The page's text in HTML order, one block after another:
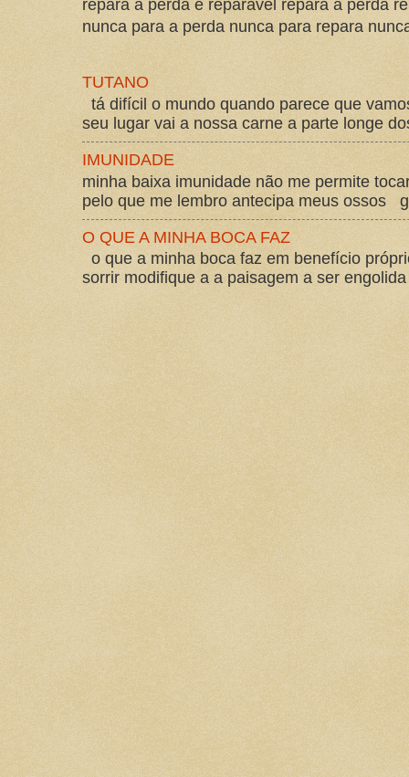
repara a perda é reparável repara a perda
nunca para a perda nunca para repara
TUTANO
tá difícil o mundo quando parece que
seu lugar vai a nossa carne a parte longe
IMUNIDADE
minha baixa imunidade não me permite
pelo que me lembro antecipa meus ossos
O QUE A MINHA BOCA FAZ
o que a minha boca faz em benefício
sorrir modifique a a paisagem a ser